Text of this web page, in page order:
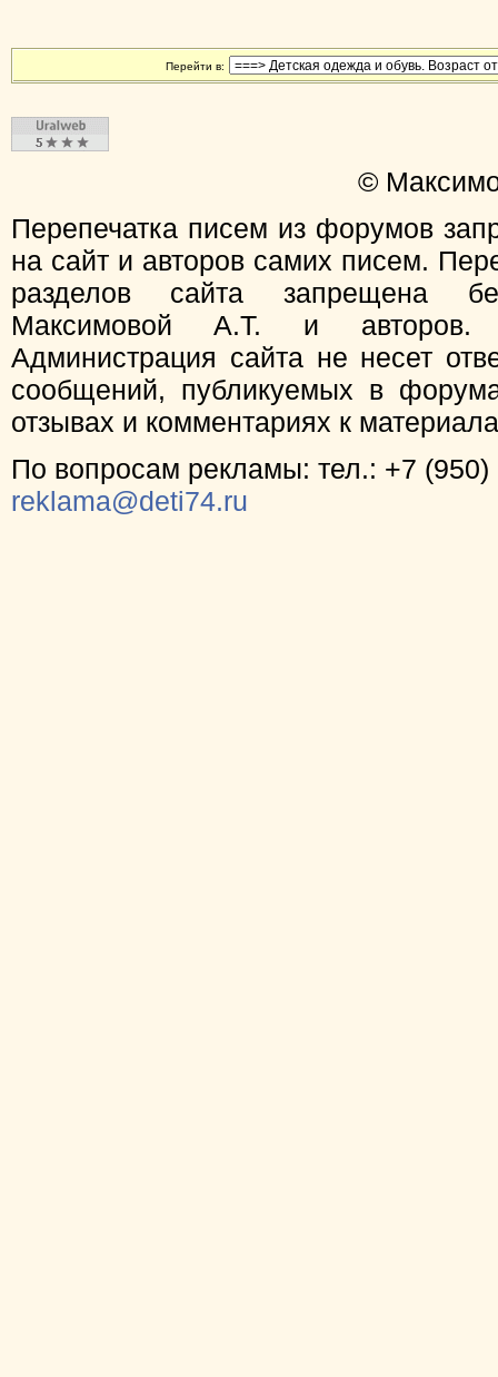
Перейти в:
©
Перепечатка писем из форумов
на сайт и авторов самих писем.
разделов сайта запрещена
Максимовой А.Т. и
Администрация сайта не несет
сообщений, публикуемых в
отзывах и комментариях к
По вопросам рекламы: тел.: +7 (950)
reklama@deti74.ru